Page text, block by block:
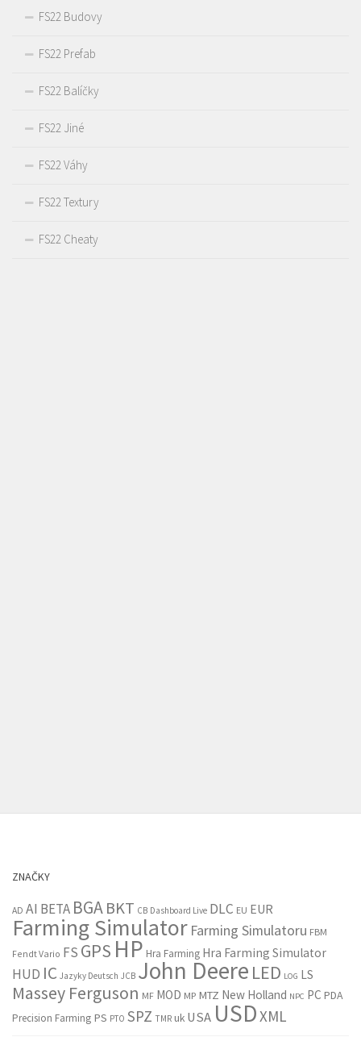
FS22 Budovy
FS22 Prefab
FS22 Balíčky
FS22 Jiné
FS22 Váhy
FS22 Textury
FS22 Cheaty
ZNAČKY
AD AI BETA BGABKT CB Dashboard Live DLC EU EUR
Farming Simulator Farming Simulatoru FBM
Fendt Vario FS GPS HP Hra Farming Hra Farming Simulator
HUD IC Jazyky Deutsch JCB John Deere LED LOG LS
Massey Ferguson MF MOD MP MTZ New Holland NPC PC PDA
Precision Farming PS PTO SPZ TMR uk USA USDXML